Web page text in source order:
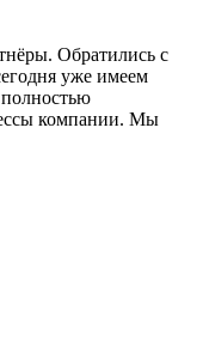
Обратились с
уже имеем
компании. Мы